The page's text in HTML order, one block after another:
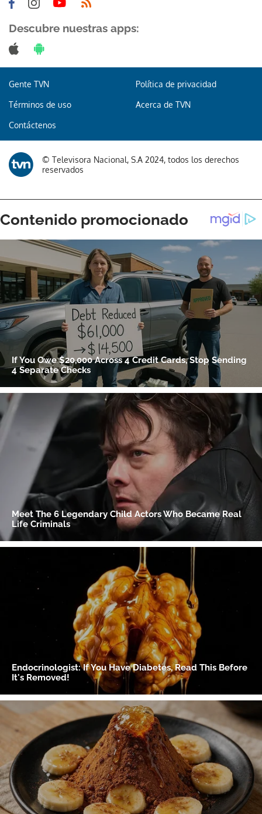
Descubre nuestras apps:
Gente TVN Política de privacidad
Términos de uso Acerca de TVN
Contáctenos
© Televisora Nacional, S.A 2024, todos los derechos
reservados